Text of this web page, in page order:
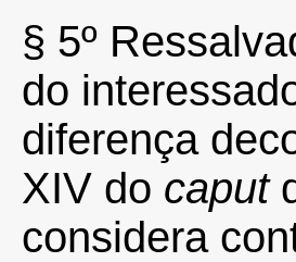
§ 5º
do
diferença
XIV do caput
considera